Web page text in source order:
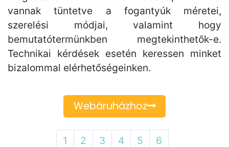
vannak tüntetve a fogantyúk méretei,
szerelési módjai, valamint hogy
bemutatótermünkben megtekinthetők-e.
Technikai kérdések esetén keressen minket
bizalommal elérhetőségeinken.
Webáruházhoz
1 2 3 4 5
6